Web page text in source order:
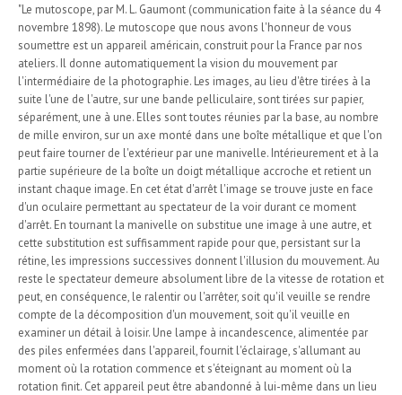
"Le mutoscope, par M. L. Gaumont (communication faite à la séance du 4
novembre 1898). Le mutoscope que nous avons l'honneur de vous
soumettre est un appareil américain, construit pour la France par nos
ateliers. Il donne automatiquement la vision du mouvement par
l'intermédiaire de la photographie. Les images, au lieu d'être tirées à la
suite l'une de l'autre, sur une bande pelliculaire, sont tirées sur papier,
séparément, une à une. Elles sont toutes réunies par la base, au nombre
de mille environ, sur un axe monté dans une boîte métallique et que l'on
peut faire tourner de l'extérieur par une manivelle. Intérieurement et à la
partie supérieure de la boîte un doigt métallique accroche et retient un
instant chaque image. En cet état d'arrêt l'image se trouve juste en face
d'un oculaire permettant au spectateur de la voir durant ce moment
d'arrêt. En tournant la manivelle on substitue une image à une autre, et
cette substitution est suffisamment rapide pour que, persistant sur la
rétine, les impressions successives donnent l'illusion du mouvement. Au
reste le spectateur demeure absolument libre de la vitesse de rotation et
peut, en conséquence, le ralentir ou l'arrêter, soit qu'il veuille se rendre
compte de la décomposition d'un mouvement, soit qu'il veuille en
examiner un détail à loisir. Une lampe à incandescence, alimentée par
des piles enfermées dans l'appareil, fournit l'éclairage, s'allumant au
moment où la rotation commence et s'éteignant au moment où la
rotation finit. Cet appareil peut être abandonné à lui-même dans un lieu